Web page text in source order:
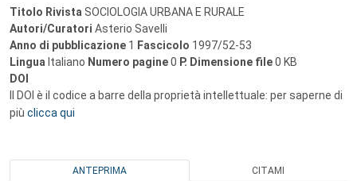
Titolo Rivista SOCIOLOGIA URBANA E RURALE
Autori/Curatori Asterio Savelli
Anno di pubblicazione 1 Fascicolo 1997/52-53
Lingua Italiano Numero pagine0 P. Dimensione file0 KB
DOI
Il DOI è il codice a barre della proprietà intellettuale: per saperne di
più clicca qui
ANTEPRIMA CITAMI